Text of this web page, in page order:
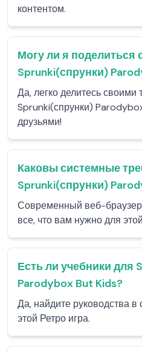
контентом.
Могу ли я поделиться
Sprunki(спрунки)
Да, легко делитесь своими
Sprunki(спрунки)
друзьями!
Каковы системные
Sprunki(спрунки)
Современный веб-
все, что вам нужно для
Есть ли учебники для
Parodybox But Kids?
Да, найдите руководства
этой Ретро игра.